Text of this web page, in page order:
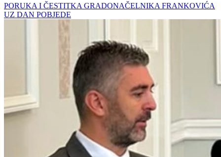
PORUKA I ČESTITKA GRADONAČELNIKA FRANKOVIĆA
UZ DAN POBJEDE